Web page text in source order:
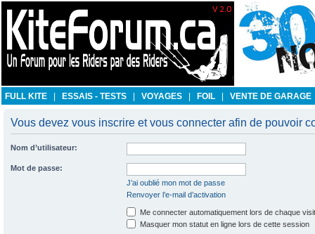
FULL KITE ESSAIS - TESTS VOYAGES FOIL VENTE DE GARAGE
Vous devez vous inscrire et vous connecter afin de pouvoir
Nom d’utilisateur:
Mot de passe:
J’ai oublié mon mot de passe
Renvoyer l’e-mail d’activation
Me connecter automatiquement lors de chaque
Masquer mon statut en ligne lors de cette session